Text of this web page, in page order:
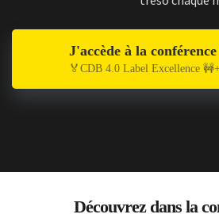
J'accède à la
🏅CDB 4.0 Label Excellence
Découvrez dans la